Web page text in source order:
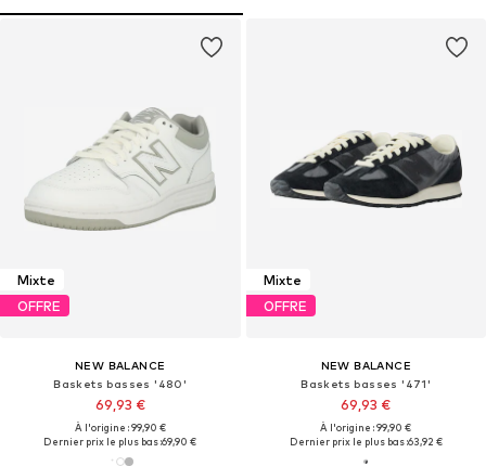
Mixte
OFFRE
NEW BALANCE
Baskets basses '480'
69,93 €
À l'origine : 99,90 €
Dernier prix le plus bas :69,90 €
Mixte
OFFRE
NEW BALANCE
Baskets basses '471'
69,93 €
À l'origine : 99,90 €
Dernier prix le plus bas :63,92 €